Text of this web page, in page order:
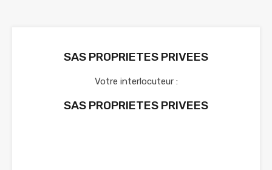
SAS PROPRIETES PRIVEES
Votre interlocuteur :
SAS PROPRIETES PRIVEES